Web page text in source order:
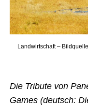
Landwirtschaft –
Die Tribute von
Games (deutsch: